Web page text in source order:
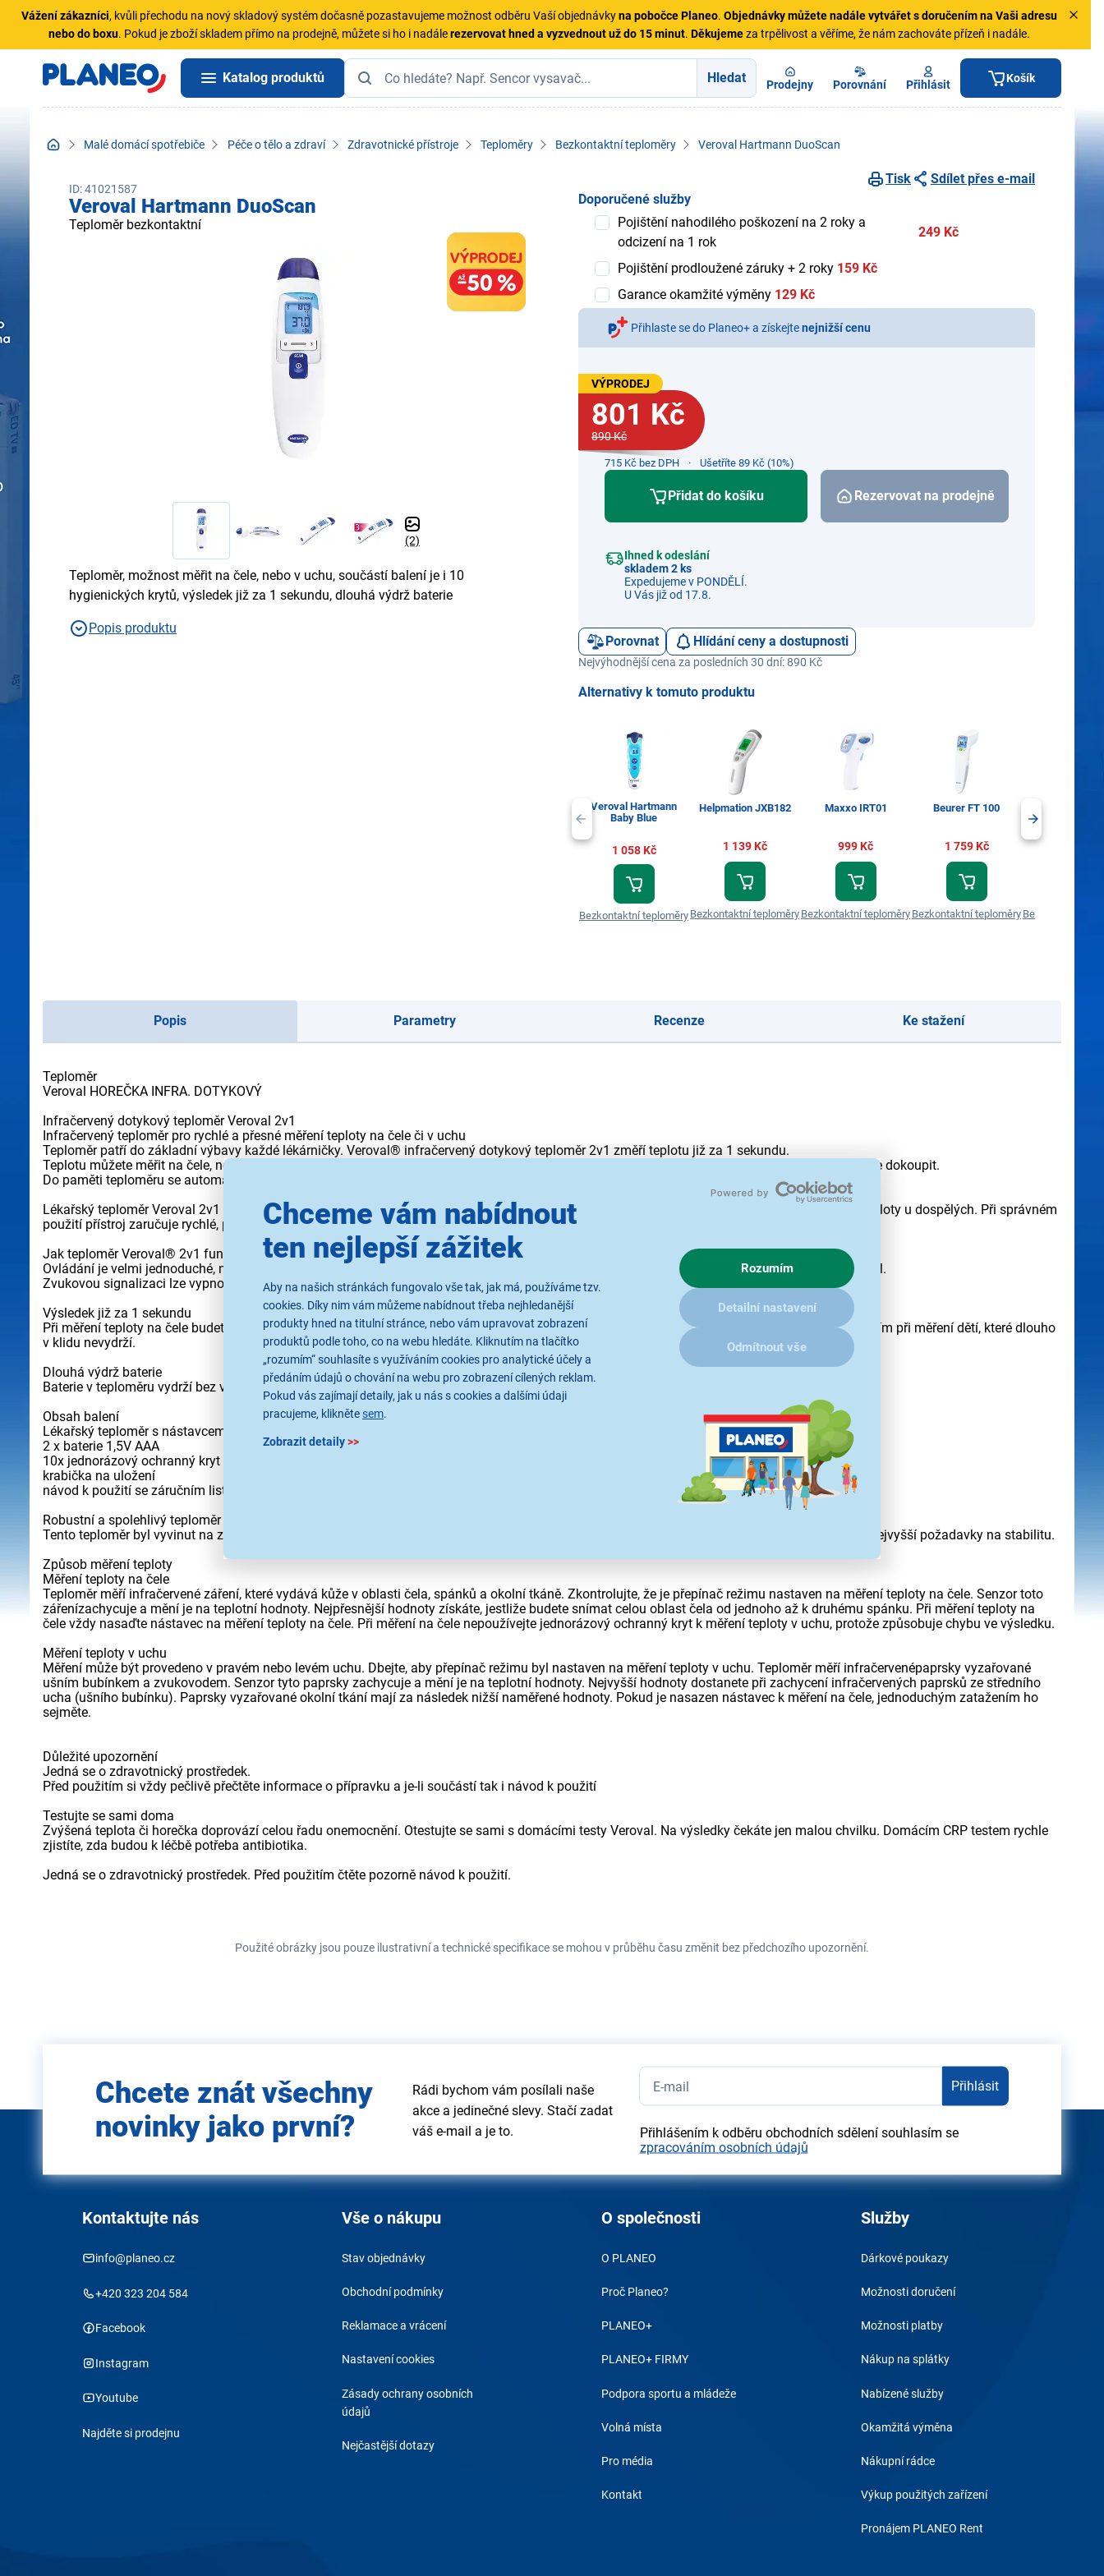
Chceme vám nabídnout
ten nejlepší zážitek
Aby na našich stránkách fungovalo vše tak, jak má, používáme tzv.
cookies. Díky nim vám můžeme nabídnout třeba nejhledanější
produkty hned na titulní stránce, nebo vám upravovat zobrazení
produktů podle toho, co na webu hledáte. Kliknutím na tlačítko
„rozumím“ souhlasíte s využíváním cookies pro analytické účely a
předáním údajů o chování na webu pro zobrazení cílených reklam.
Pokud vás zajímají detaily, jak u nás s cookies a dalšími údaji
pracujeme, klikněte sem.
Zobrazit detaily>>
Rozumím
Detailní nastavení
Odmítnout vše
Vážení zákazníci, kvůli přechodu na nový skladový systém dočasně pozastavujeme možnost odběru Vaší objednávkyna pobočce Planeo. Objednávkymůžete nadále vytvářet s doručením na Vaši adresu
nebo do boxu. Pokud je zboží skladem přímo na prodejně, můžete si ho i nadálerezervovat hned a vyzvednout už do 15 minut. Děkujemeza trpělivost a věříme, že nám zachováte přízeň i nadále.
Katalog produktů Hledat Prodejny Porovnání Přihlásit Košík
Malé domácí spotřebiče Péče o tělo a zdraví Zdravotnické přístroje Teploměry Bezkontaktní teploměry Veroval Hartmann DuoScan
ID: 41021587
Veroval Hartmann DuoScan
Teploměr bezkontaktní
(2)
Teploměr, možnost měřit na čele, nebo v uchu, součástí balení je i 10
hygienických krytů, výsledek již za 1 sekundu, dlouhá výdrž baterie
Popis produktu
Tisk
Sdílet přes e-mail
Doporučené služby
Pojištění nahodilého poškození na 2 roky a
odcizení na 1 rok
249 Kč
Pojištění prodloužené záruky + 2 roky 159 Kč
Garance okamžité výměny 129 Kč
Přihlaste se do Planeo+ a získejtenejnižší cenu
VÝPRODEJ
801 Kč
890 Kč
715 Kč bez DPH Ušetříte 89 Kč (10%)
Přidat do košíku
Ihned k odeslání
skladem 2 ks
Expedujeme v PONDĚLÍ.
U Vás již od 17.8.
Rezervovat na prodejně
Porovnat Hlídání ceny a dostupnosti
Nejvýhodnější cena za posledních 30 dní: 890 Kč
Alternativy k tomuto produktu
Veroval Hartmann
Baby Blue
1 058 Kč
Bezkontaktní teploměry
Helpmation JXB182
1 139 Kč
Bezkontaktní teploměry
Maxxo IRT01
999 Kč
Bezkontaktní teploměry
Beurer FT 100
1 759 Kč
Bezkontaktní teploměry Bezkontaktní
Popis Parametry Recenze Ke stažení
Teploměr
Veroval HOREČKA INFRA. DOTYKOVÝ
Infračervený dotykový teploměr Veroval 2v1
Infračervený teploměr pro rychlé a přesné měření teploty na čele či v uchu
Teploměr patří do základní výbavy každé lékárničky. Veroval® infračervený dotykový teploměr 2v1 změří teplotu již za 1 sekundu.
Teplotu můžete měřit na čele, nebo v uchu. Záleží jen na vás, jaký způsob vám více vyhovuje. Součástí balení je i 10 hygienických krytů a další lze dokoupit.
Do paměti teploměru se automaticky ukládá posledních 10 výsledků měření.
Lékařský teploměr Veroval 2v1 (Veroval DS 22) se výborně se hodí k měření teploty u dětí od 6 měsíců, lze ho však stejně tak použít i k měření teploty u dospělých. Při správném
použití přístroj zaručuje rychlé, přesné a pohodlné měření tělesné teploty.
Jak teploměr Veroval® 2v1 funguje?
Ovládání je velmi jednoduché, nastavíte způsob měření a stisknete tlačítko. Při zahájení a ukončení měření vydá teploměr zvukový i optický signál.
Zvukovou signalizaci lze vypnout, takže teplotu snadnozměříte i spícímu dítěti.
Výsledek již za 1 sekundu
Při měření teploty na čele budete znát výsledek za 3 sekundy. Při měření v uchu se ho dokonce dozvíte již za 1 sekundu. Rychlost oceníte především při měření dětí, které dlouho
v klidu nevydrží.
Dlouhá výdrž baterie
Baterie v teploměru vydrží bez výměny až 1000 měření a na teploměr se vztahuje záruka 3 roky.
Obsah balení
Lékařský teploměr s nástavcem na měření teploty na čele
2 x baterie 1,5V AAA
10x jednorázový ochranný kryt
krabička na uložení
návod k použití se záručním listem
Robustní a spolehlivý teploměr díky vysoké kvalitě zpracování
Tento teploměr byl vyvinut na základě přísných směrnic společnosti HARTMANN k zajištění kvality. Je zaměřen na potřeby zákazníků a splňuje nejvyšší požadavky na stabilitu.
Způsob měření teploty
Měření teploty na čele
Teploměr měří infračervené záření, které vydává kůže v oblasti čela, spánků a okolní tkáně. Zkontrolujte, že je přepínač režimu nastaven na měření teploty na čele. Senzor toto
zářenízachycuje a mění je na teplotní hodnoty. Nejpřesnější hodnoty získáte, jestliže budete snímat celou oblast čela od jednoho až k druhému spánku. Při měření teploty na
čele vždy nasaďte nástavec na měření teploty na čele. Při měření na čele nepoužívejte jednorázový ochranný kryt k měření teploty v uchu, protože způsobuje chybu ve výsledku.
Měření teploty v uchu
Měření může být provedeno v pravém nebo levém uchu. Dbejte, aby přepínač režimu byl nastaven na měření teploty v uchu. Teploměr měří infračervenépaprsky vyzařované
ušním bubínkem a zvukovodem. Senzor tyto paprsky zachycuje a mění je na teplotní hodnoty. Nejvyšší hodnoty dostanete při zachycení infračervených paprsků ze středního
ucha (ušního bubínku). Paprsky vyzařované okolní tkání mají za následek nižší naměřené hodnoty. Pokud je nasazen nástavec k měření na čele, jednoduchým zatažením ho
sejměte.
Důležité upozornění
Jedná se o zdravotnický prostředek.
Před použitím si vždy pečlivě přečtěte informace o přípravku a je-li součástí tak i návod k použití
Testujte se sami doma
Zvýšená teplota či horečka doprovází celou řadu onemocnění. Otestujte se sami s domácími testy Veroval. Na výsledky čekáte jen malou chvilku. Domácím CRP testem rychle
zjistíte, zda budou k léčbě potřeba antibiotika.
Jedná se o zdravotnický prostředek. Před použitím čtěte pozorně návod k použití.
Použité obrázky jsou pouze ilustrativní a technické specifikace se mohou v průběhu času změnit bez předchozího upozornění.
e-mail
Chcete znát všechny
novinky jako první?
Rádi bychom vám posílali naše
akce a jedinečné slevy. Stačí zadat
váš e-mail a je to.
Přihlásit
Přihlášením k odběru obchodních sdělení souhlasím se
zpracováním osobních údajů
Kontaktujte nás
info@planeo.cz
+420 323 204 584
Facebook
Instagram
Youtube
Najděte si prodejnu
Vše o nákupu
Stav objednávky
Obchodní podmínky
Reklamace a vrácení
Nastavení cookies
Zásady ochrany osobních
údajů
Nejčastější dotazy
O společnosti
O PLANEO
Proč Planeo?
PLANEO+
PLANEO+ FIRMY
Podpora sportu a mládeže
Volná místa
Pro média
Kontakt
Služby
Dárkové poukazy
Možnosti doručení
Možnosti platby
Nákup na splátky
Nabízené služby
Okamžitá výměna
Nákupní rádce
Výkup použitých zařízení
Pronájem PLANEO Rent